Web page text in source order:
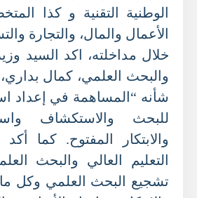
الوطنية التقنية و كذا
الأعمال والمال، والتجارة
خلال مداخلته، اكد السيد وزير
والبحث العلمي، كمال
شأنه “المساهمة في إعداد
للبحث والاستكشاف
والابتكار المفتوح. كما
التعليم العالي والبحث
تشجيع البحث العلمي وكل ما